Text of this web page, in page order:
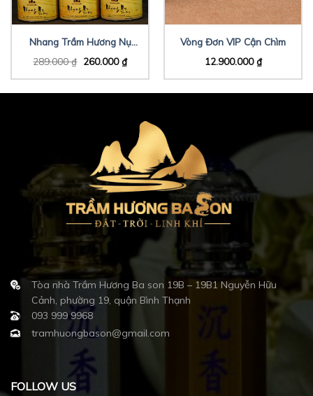
Nhang Trầm Hương Nụ
289.000₫ 260.000₫
Vòng Đơn VIP Cận Chìm
12.900.000₫
Tòa nhà Trầm Hương Ba son 19B – 19B1 Nguyễn Hữu
Cảnh, phường 19, quận Bình Thạnh
093 999 9968
tramhuongbason@gmail.com
FOLLOW US